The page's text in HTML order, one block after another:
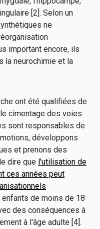
[2]. Selon un
ne
important encore, ils
la neurochimie et la
ont été qualifiées de
cimentage des voies
sont responsables de
développons
et prenons des
dire que l'utilisation de
ces années peut
enfants de moins de 18
des conséquences à
à l'âge adulte [4].